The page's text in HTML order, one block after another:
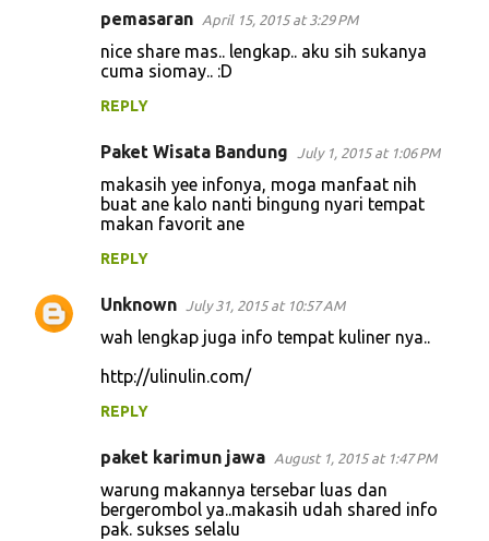
pemasaran April 15, 2015 at 3:29 PM
nice share mas.. lengkap.. aku sih sukanya
cuma siomay.. :D
REPLY
Paket Wisata Bandung July 1, 2015 at 1:06 PM
makasih yee infonya, moga manfaat nih
buat ane kalo nanti bingung nyari tempat
makan favorit ane
REPLY
Unknown July 31, 2015 at 10:57 AM
wah lengkap juga info tempat kuliner nya..
http://ulinulin.com/
REPLY
paket karimun jawa August 1, 2015 at 1:47 PM
warung makannya tersebar luas dan
bergerombol ya..makasih udah shared info
pak. sukses selalu